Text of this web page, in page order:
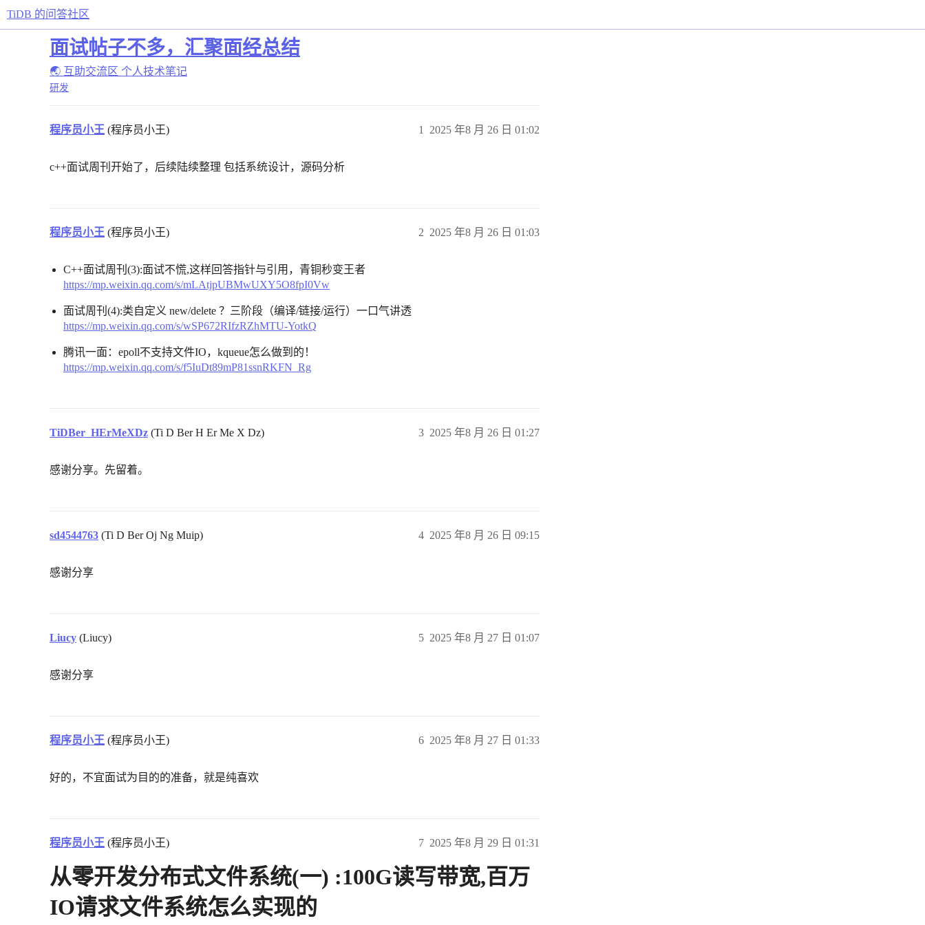
TiDB 的问答社区
面试帖子不多，汇聚面经总结
🌏 互助交流区 个人技术笔记
研发
程序员小王 (程序员小王) 2025 年8 月 26 日 01:02
1
c++面试周刊开始了，后续陆续整理 包括系统设计，源码分析
程序员小王 (程序员小王) 2025 年8 月 26 日 01:03
2
C++面试周刊(3):面试不慌,这样回答指针与引用，青铜秒变王者
https://mp.weixin.qq.com/s/mLAtjpUBMwUXY5O8fpI0Vw
面试周刊(4):类自定义 new/delete ？三阶段（编译/链接/运行）一口气讲透
https://mp.weixin.qq.com/s/wSP672RIfzRZhMTU-YotkQ
腾讯一面：epoll不支持文件IO，kqueue怎么做到的！
https://mp.weixin.qq.com/s/f5IuDt89mP81ssnRKFN_Rg
TiDBer_HErMeXDz (Ti D Ber H Er Me X Dz) 2025 年8 月 26 日 01:27
3
感谢分享。先留着。
sd4544763 (Ti D Ber Oj Ng Muip) 2025 年8 月 26 日 09:15
4
感谢分享
Liucy (Liucy) 2025 年8 月 27 日 01:07
5
感谢分享
程序员小王 (程序员小王) 2025 年8 月 27 日 01:33
6
好的，不宜面试为目的的准备，就是纯喜欢
程序员小王 (程序员小王) 2025 年8 月 29 日 01:31
7
从零开发分布式文件系统(一) :100G读写带宽,百万
IO请求文件系统怎么实现的